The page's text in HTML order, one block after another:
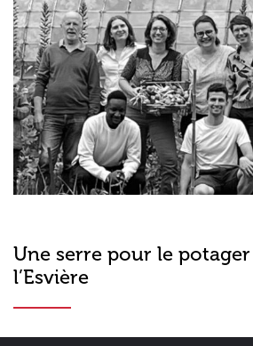
Une serre pour le
l’Esvière